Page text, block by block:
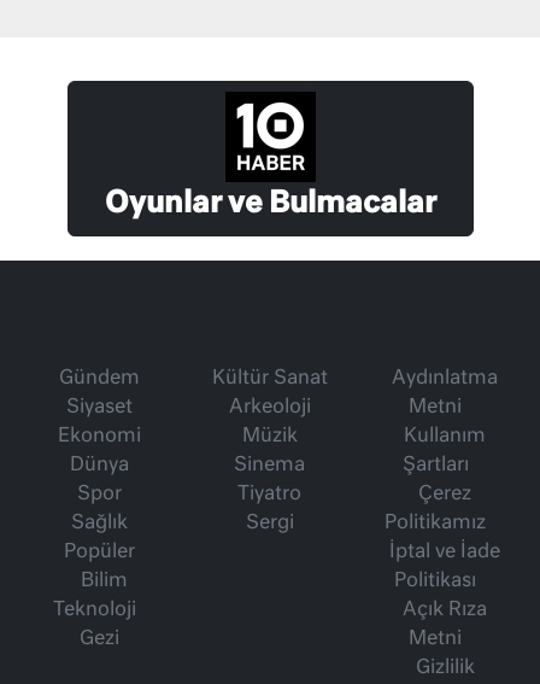
Oyunlar ve Bulmacalar
Gündem
Siyaset
Ekonomi
Dünya
Spor
Sağlık
Popüler
Bilim
Teknoloji
Gezi
Kültür Sanat
Arkeoloji
Müzik
Sinema
Tiyatro
Sergi
Aydınlatma
Metni
Kullanım
Şartları
Çerez
Politikamız
İptal ve İade
Politikası
Açık Rıza
Metni
Gizlilik